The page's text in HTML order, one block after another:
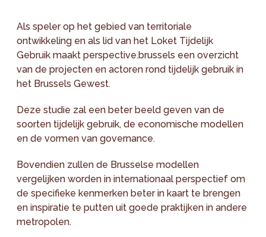
Als speler op het gebied van territoriale
ontwikkeling en als lid van het Loket Tijdelijk
Gebruik maakt perspective.brussels een overzicht
van de projecten en actoren rond tijdelijk gebruik in
het Brussels Gewest.
Deze studie zal een beter beeld geven van de
soorten tijdelijk gebruik, de economische modellen
en de vormen van governance.
Bovendien zullen de Brusselse modellen
vergelijken worden in internationaal perspectief om
de specifieke kenmerken beter in kaart te brengen
en inspiratie te putten uit goede praktijken in andere
metropolen.